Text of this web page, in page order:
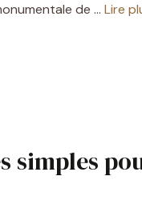
de … Lire
simples